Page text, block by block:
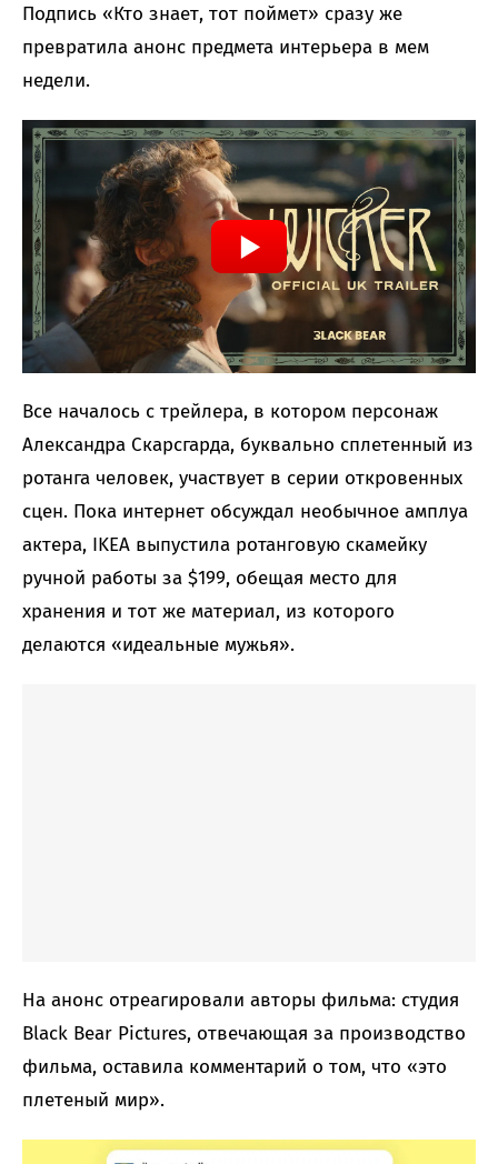
Подпись «Кто знает, тот поймет» сразу же
превратила анонс предмета интерьера в мем
недели.
Все началось с трейлера, в котором персонаж
Александра Скарсгарда, буквально сплетенный из
ротанга человек, участвует в серии откровенных
сцен. Пока интернет обсуждал необычное амплуа
актера, IKEA выпустила ротанговую скамейку
ручной работы за $199, обещая место для
хранения и тот же материал, из которого
делаются «идеальные мужья».
На анонс отреагировали авторы фильма: студия
Black Bear Pictures, отвечающая за производство
фильма, оставила комментарий о том, что «это
плетеный мир».